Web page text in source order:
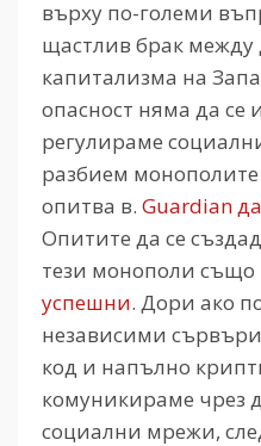
върху по-големи
щастлив брак между
капитализма на
опасност няма да се
регулираме
разбием
опитва в. Guardian
Опитите да се
тези монополи също
успешни. Дори ако
независими
код и напълно
комуникираме чрез
социални мрежи,